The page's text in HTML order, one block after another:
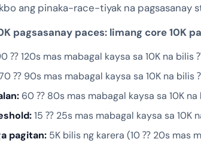
ang pinaka-race-tiyak na pagsasanay
pagsasanay paces: limang core 10K
⁇ 120s mas mabagal kaysa sa 10K na
⁇ 90s mas mabagal kaysa sa 10K na bilis
60 ⁇ 80s mas mabagal kaysa sa 10K
15 ⁇ 25s mas mabagal kaysa sa 10K
pagitan: 5K bilis ng karera (10 ⁇ 20s mas